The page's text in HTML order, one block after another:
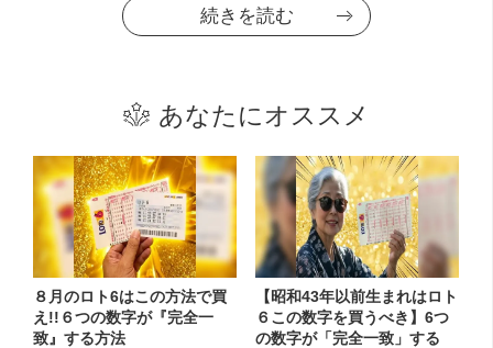
続きを読む
あなたにオススメ
８月のロト6はこの方法で買
え!!６つの数字が『完全一
致』する方法
【昭和43年以前生まれはロト
６この数字を買うべき】6つ
の数字が「完全一致」する